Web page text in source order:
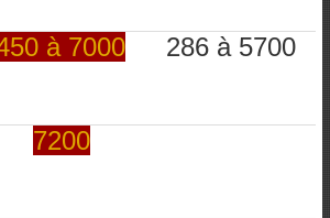
à 7000 286 à 5700
7200